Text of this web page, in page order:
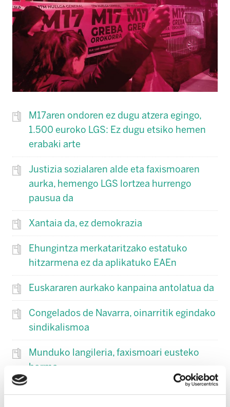
M17aren ondoren ez dugu atzera egingo,
1.500 euroko LGS: Ez dugu etsiko hemen
erabaki arte
Justizia sozialaren alde eta faxismoaren
aurka, hemengo LGS lortzea hurrengo
pausua da
Xantaia da, ez demokrazia
Ehungintza merkataritzako estatuko
hitzarmena ez da aplikatuko EAEn
Euskararen aurkako kanpaina antolatua da
Congelados de Navarra, oinarritik egindako
sindikalismoa
Munduko langileria, faxismoari eusteko
horma
Mercadona: Helburuengatiko saria,